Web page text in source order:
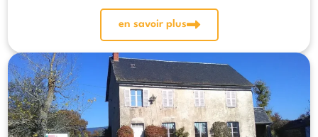
en savoir plus